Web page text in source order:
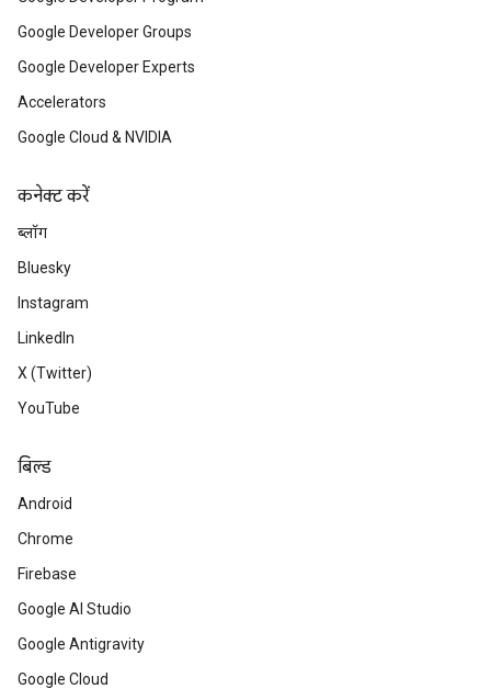
Google Developer Groups
Google Developer Experts
Accelerators
Google Cloud & NVIDIA
कनेक्ट करें
ब्लॉग
Bluesky
Instagram
LinkedIn
X (Twitter)
YouTube
बिल्ड
Android
Chrome
Firebase
Google AI Studio
Google Antigravity
Google Cloud